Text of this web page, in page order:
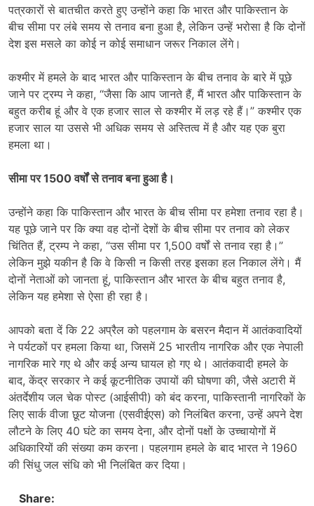
पत्रकारों से बातचीत करते हुए उन्होंने कहा कि भारत और पाकिस्तान के
बीच सीमा पर लंबे समय से तनाव बना हुआ है, लेकिन उन्हें भरोसा है कि दोनों
देश इस मसले का कोई न कोई समाधान जरूर निकाल लेंगे।
कश्मीर में हमले के बाद भारत और पाकिस्तान के बीच तनाव के बारे में पूछे
जाने पर ट्रम्प ने कहा, “जैसा कि आप जानते हैं, मैं भारत और पाकिस्तान के
बहुत करीब हूं और वे एक हजार साल से कश्मीर में लड़ रहे हैं।” कश्मीर एक
हजार साल या उससे भी अधिक समय से अस्तित्व में है और यह एक बुरा
हमला था।
सीमा पर 1500 वर्षों से तनाव बना हुआ है।
उन्होंने कहा कि पाकिस्तान और भारत के बीच सीमा पर हमेशा तनाव रहा है।
यह पूछे जाने पर कि क्या वह दोनों देशों के बीच सीमा पर तनाव को लेकर
चिंतित हैं, ट्रम्प ने कहा, “उस सीमा पर 1,500 वर्षों से तनाव रहा है।”
लेकिन मुझे यकीन है कि वे किसी न किसी तरह इसका हल निकाल लेंगे। मैं
दोनों नेताओं को जानता हूं, पाकिस्तान और भारत के बीच बहुत तनाव है,
लेकिन यह हमेशा से ऐसा ही रहा है।
आपको बता दें कि 22 अप्रैल को पहलगाम के बसरन मैदान में आतंकवादियों
ने पर्यटकों पर हमला किया था, जिसमें 25 भारतीय नागरिक और एक नेपाली
नागरिक मारे गए थे और कई अन्य घायल हो गए थे। आतंकवादी हमले के
बाद, केंद्र सरकार ने कई कूटनीतिक उपायों की घोषणा की, जैसे अटारी में
अंतर्देशीय जल चेक पोस्ट (आईसीपी) को बंद करना, पाकिस्तानी नागरिकों के
लिए सार्क वीजा छूट योजना (एसवीईएस) को निलंबित करना, उन्हें अपने देश
लौटने के लिए 40 घंटे का समय देना, और दोनों पक्षों के उच्चायोगों में
अधिकारियों की संख्या कम करना। पहलगाम हमले के बाद भारत ने 1960
की सिंधु जल संधि को भी निलंबित कर दिया।
Share: